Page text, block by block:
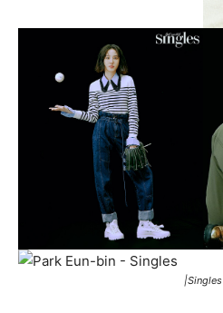
|Singles